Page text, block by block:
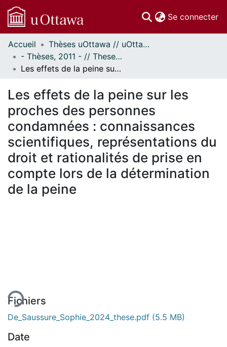
Se connecter
Communautés
et collections
Parcourir
À propos
Accueil
Thèses uOttawa // uOttawa Theses
- Thèses, 2011 - // Theses, 2011 -
Les effets de la peine sur les proches des personnes condamnées : connaissances scientifiques, représentations du droit et rationalités de prise en compte lors de la détermination de la peine
Les effets de la peine sur les
proches des personnes
condamnées : connaissances
scientifiques, représentations du
droit et rationalités de prise en
compte lors de la détermination
de la peine
Fichiers
De_Saussure_Sophie_2024_these.pdf (5.5 MB)
Date